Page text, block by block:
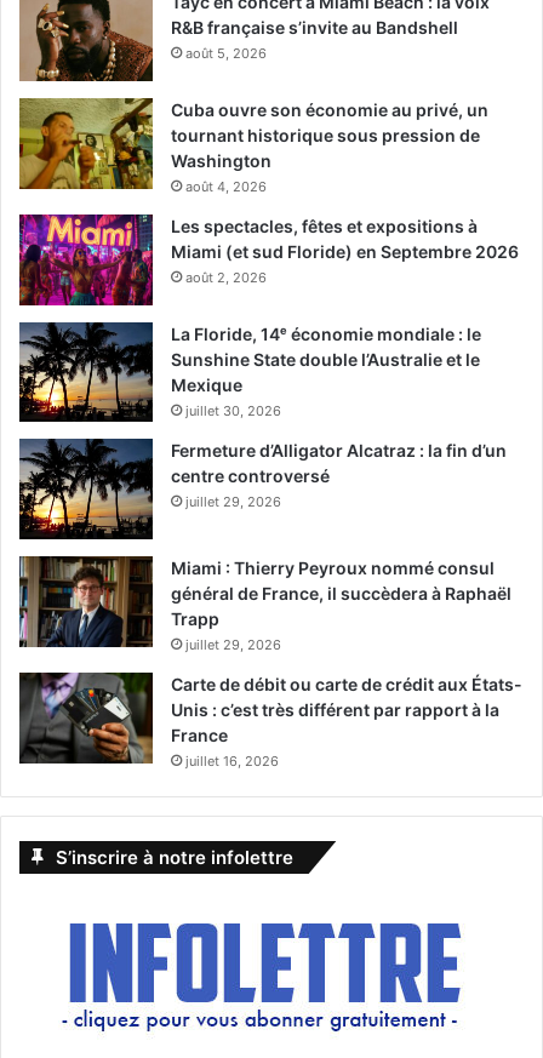
R&B française s’invite au Bandshell
août 5, 2026
Cuba ouvre son économie au privé, un
tournant historique sous pression de
Washington
août 4, 2026
Les spectacles, fêtes et expositions à
Miami (et sud Floride) en Septembre 2026
août 2, 2026
La Floride, 14ᵉ économie mondiale : le
Sunshine State double l’Australie et le
Mexique
juillet 30, 2026
Fermeture d’Alligator Alcatraz : la fin d’un
centre controversé
juillet 29, 2026
Miami : Thierry Peyroux nommé consul
général de France, il succèdera à Raphaël
Trapp
juillet 29, 2026
Carte de débit ou carte de crédit aux États-
Unis : c’est très différent par rapport à la
France
juillet 16, 2026
S’inscrire à notre infolettre